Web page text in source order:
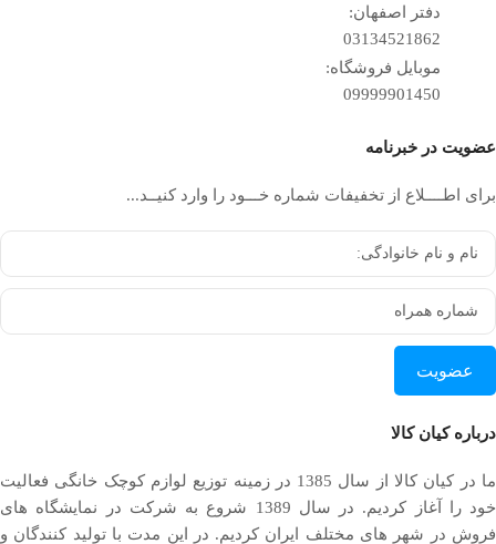
دفتر اصفهان:
03134521862
موبایل فروشگاه:
09999901450
عضویت در خبرنامه
برای اطــــلاع از تخفیفات شماره خـــود را وارد کنیــد...
عضویت
درباره کیان کالا
ما در کیان کالا از سال 1385 در زمینه توزیع لوازم کوچک خانگی فعالیت
خود را آغاز کردیم. در سال 1389 شروع به شرکت در نمایشگاه های
فروش در شهر های مختلف ایران کردیم. در اين مدت با توليد كنندگان و